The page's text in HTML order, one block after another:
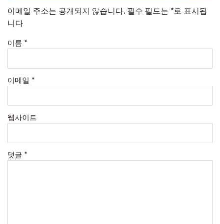
이메일 주소는 공개되지 않습니다. 필수 필드는 *로 표시됩
니다
이름 *
이메일 *
웹사이트
댓글 *